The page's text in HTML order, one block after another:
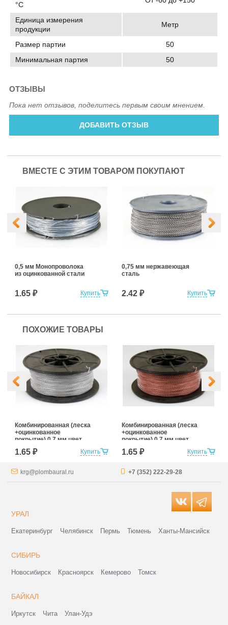
°C
Единица измерения
продукции
Метр
Размер партии
50
Минимальная партия
50
ОТЗЫВЫ
Пока нет отзывов, поделитесь первым своим мнением.
ДОБАВИТЬ ОТЗЫВ
ВМЕСТЕ С ЭТИМ ТОВАРОМ ПОКУПАЮТ
Купить
0,5 мм Монопроволока
из оцинкованной стали
1.65 ₽ Купить
0,75 мм нержавеющая
сталь
2.42 ₽
ПОХОЖИЕ ТОВАРЫ
Купить
Комбинированная (леска
+оцинкованное
покрытие) 0,7 мм цвет
белый
1.65 ₽ Купить
Комбинированная (леска
+оцинкованное
покрытие) 0,7 мм цвет
красный
1.65 ₽
krg@plombaural.ru +7 (352) 222-29-28
УРАЛ
Екатеринбург Челябинск Пермь Тюмень Ханты-Мансийск
СИБИРЬ
Новосибирск Красноярск Кемерово Томск
БАЙКАЛ
Иркутск Чита Улан-Удэ